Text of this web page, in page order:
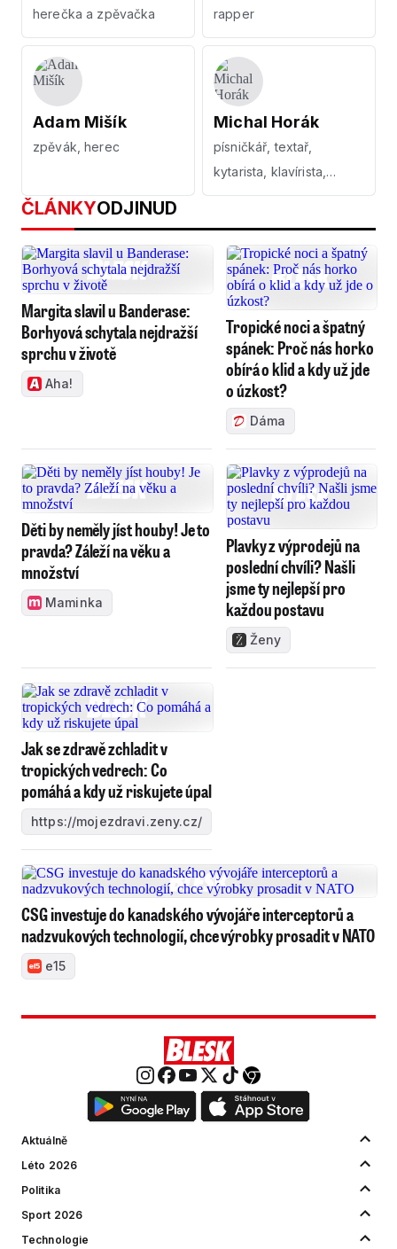
herečka a zpěvačka rapper
Adam Mišík
zpěvák, herec
Michal Horák
písničkář, textař,
kytarista, klavírista,
harmonikář
ČLÁNKYODJINUD
Margita slavil u Banderase:
Borhyová schytala nejdražší
sprchu v životě
Aha!
Tropické noci a špatný
spánek: Proč nás horko
obírá o klid a kdy už jde
o úzkost?
Dáma
Děti by neměly jíst houby! Je to
pravda? Záleží na věku a
množství
Maminka
Plavky z výprodejů na
poslední chvíli? Našli
jsme ty nejlepší pro
každou postavu
Ženy
Jak se zdravě zchladit v
tropických vedrech: Co
pomáhá a kdy už riskujete úpal
https://mojezdravi.zeny.cz/
CSG investuje do kanadského vývojáře interceptorů a
nadzvukových technologií, chce výrobky prosadit v NATO
e15
Aktuálně
Léto 2026
Politika
Sport 2026
Technologie